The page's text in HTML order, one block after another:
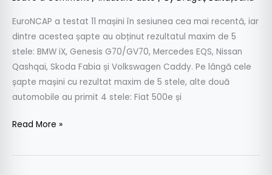
EuroNCAP a testat 11 mașini în sesiunea cea mai recentă, iar
dintre acestea șapte au obținut rezultatul maxim de 5
stele: BMW iX, Genesis G70/GV70, Mercedes EQS, Nissan
Qashqai, Skoda Fabia și Volkswagen Caddy. Pe lângă cele
șapte mașini cu rezultat maxim de 5 stele, alte două
automobile au primit 4 stele: Fiat 500e și
Read More »